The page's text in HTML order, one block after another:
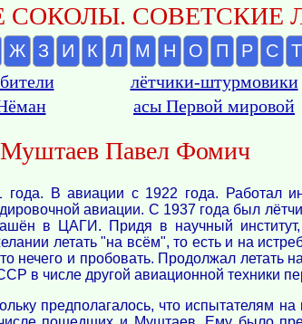
СОВЕТСКИЕ
Ж З И К Л М Н О П Р С Т
лётчики-штурмовики
асы Первой мировой
Муштаев Павел Фомич
В авиации с 1922 года. Работал
авиации. С 1937 года был
в ЦАГИ. Придя в научный
летать "на всём", то есть и на
нечего и пробовать. Продолжал летать
в числе другой авиационной техники
предполагалось, что испытателям